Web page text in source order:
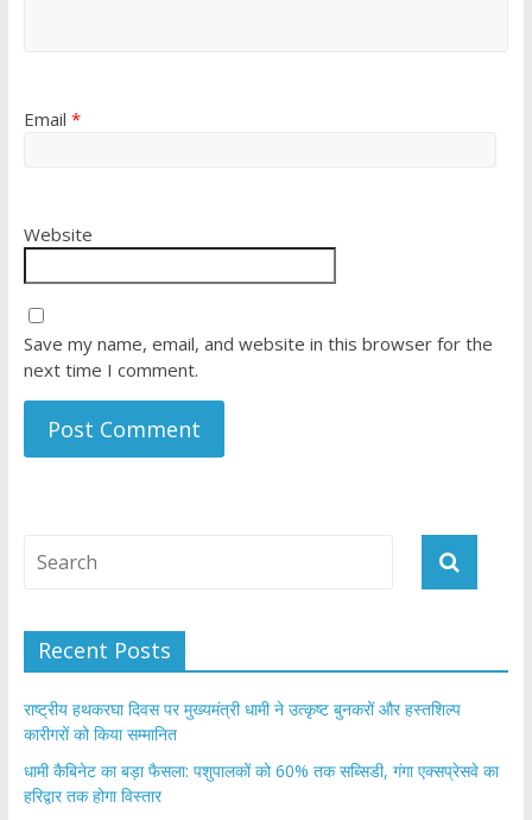
Email *
Website
Save my name, email, and website in this browser for the
next time I comment.
Recent Posts
राष्ट्रीय हथकरघा दिवस पर मुख्यमंत्री धामी ने उत्कृष्ट बुनकरों और हस्तशिल्प
कारीगरों को किया सम्मानित
​धामी कैबिनेट का बड़ा फैसला: पशुपालकों को 60% तक सब्सिडी, गंगा एक्सप्रेसवे का
हरिद्वार तक होगा विस्तार